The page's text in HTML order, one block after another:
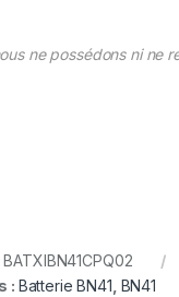
ne possédons ni ne
BATXIBN41CPQ02
: Batterie BN41 BN41